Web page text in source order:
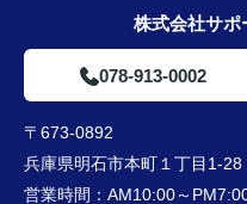
株式会社サポ
078-913-0002
〒673-0892
兵庫県明石市本町１丁目1-
営業時間： AM10:00～